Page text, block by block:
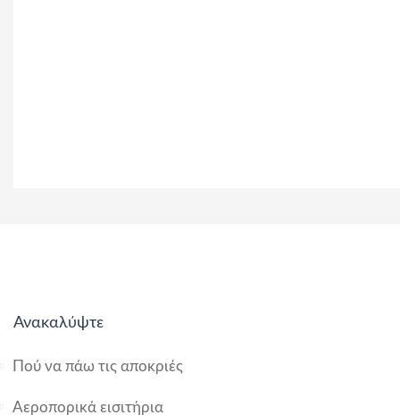
Ανακαλύψτε
Πού να πάω τις αποκριές
Αεροπορικά εισιτήρια